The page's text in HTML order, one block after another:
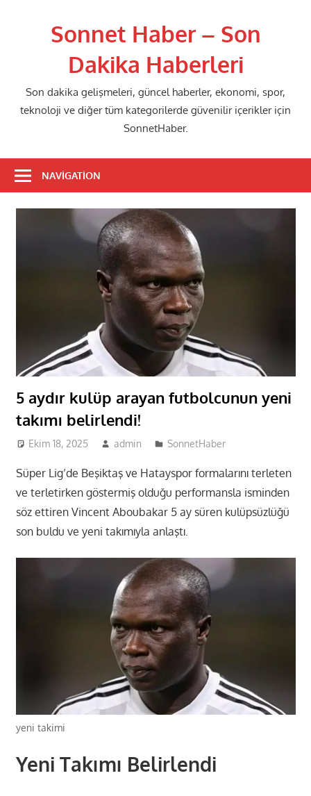
Sonnet Haber – Son
Dakika Haberleri
Son dakika gelişmeleri, güncel haberler, ekonomi, spor,
teknoloji ve diğer tüm kategorilerde güvenilir içerikler için
SonnetHaber.
NAVIGATION
5 aydır kulüp arayan futbolcunun yeni
takımı belirlendi!
Ekim 18, 2025 admin SonnetHaber
Süper Lig’de Beşiktaş ve Hatayspor formalarını terleten
ve terletirken göstermiş olduğu performansla isminden
söz ettiren Vincent Aboubakar 5 ay süren kulüpsüzlüğü
son buldu ve yeni takımıyla anlaştı.
yeni takimi
Yeni Takımı Belirlendi